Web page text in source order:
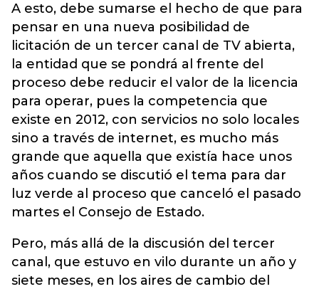
A esto, debe sumarse el hecho de que para
pensar en una nueva posibilidad de
licitación de un tercer canal de TV abierta,
la entidad que se pondrá al frente del
proceso debe reducir el valor de la licencia
para operar, pues la competencia que
existe en 2012, con servicios no solo locales
sino a través de internet, es mucho más
grande que aquella que existía hace unos
años cuando se discutió el tema para dar
luz verde al proceso que canceló el pasado
martes el Consejo de Estado.
Pero, más allá de la discusión del tercer
canal, que estuvo en vilo durante un año y
siete meses, en los aires de cambio del